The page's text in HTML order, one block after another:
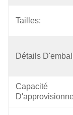
Tailles:
Détails
Capacité